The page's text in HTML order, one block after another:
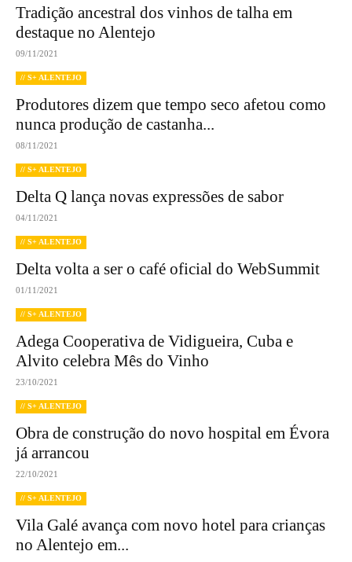
Tradição ancestral dos vinhos de talha em
destaque no Alentejo
09/11/2021
// S+ ALENTEJO
Produtores dizem que tempo seco afetou como
nunca produção de castanha...
08/11/2021
// S+ ALENTEJO
Delta Q lança novas expressões de sabor
04/11/2021
// S+ ALENTEJO
Delta volta a ser o café oficial do WebSummit
01/11/2021
// S+ ALENTEJO
Adega Cooperativa de Vidigueira, Cuba e
Alvito celebra Mês do Vinho
23/10/2021
// S+ ALENTEJO
Obra de construção do novo hospital em Évora
já arrancou
22/10/2021
// S+ ALENTEJO
Vila Galé avança com novo hotel para crianças
no Alentejo em...